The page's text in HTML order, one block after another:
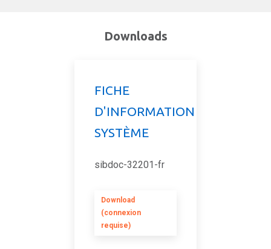
Downloads
FICHE
D'INFORMATION
SYSTÈME
sibdoc-32201-fr
Download
(connexion
requise)